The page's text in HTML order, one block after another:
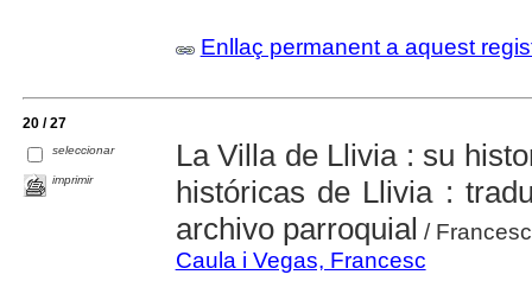
Enllaç permanent a aquest
20 / 27
seleccionar
imprimir
La Villa de Llivia : su
históricas de Llivia :
archivo parroquial /
Caula i Vegas, Francesc